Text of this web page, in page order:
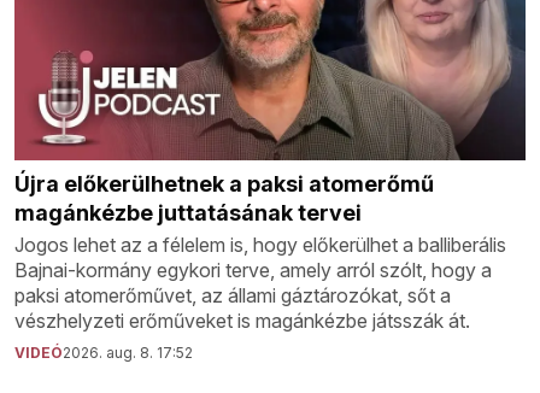
Újra előkerülhetnek a paksi atomerőmű
magánkézbe juttatásának tervei
Jogos lehet az a félelem is, hogy előkerülhet a balliberális
Bajnai-kormány egykori terve, amely arról szólt, hogy a
paksi atomerőművet, az állami gáztározókat, sőt a
vészhelyzeti erőműveket is magánkézbe játsszák át.
VIDEÓ2026. aug. 8. 17:52